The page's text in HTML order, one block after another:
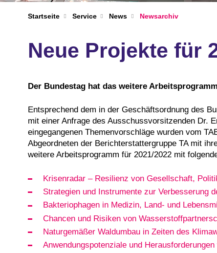
Startseite Service News Newsarchiv
Neue Projekte für
Der Bundestag hat das weitere
Entsprechend dem in der Geschäftsordnung des
mit einer Anfrage des Ausschussvorsitzenden Dr.
eingegangenen Themenvorschläge wurden vom
Abgeordneten der Berichterstattergruppe TA mit
weitere Arbeitsprogramm für 2021/2022 mit
Krisenradar – Resilienz von Gesellschaft,
Strategien und Instrumente zur Verbesserung
Bakteriophagen in Medizin, Land- und
Chancen und Risiken von
Naturgemäßer Waldumbau in Zeiten des
Anwendungspotenziale und